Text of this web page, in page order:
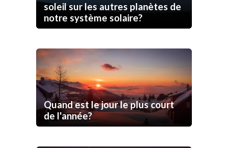
soleil sur les autres planètes de
notre système solaire?
Quand est le jour le plus court
de l'année?